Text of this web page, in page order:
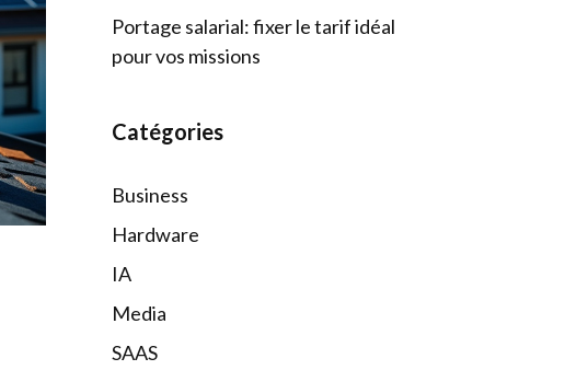
Portage salarial: fixer le tarif idéal
pour vos missions
Catégories
Business
Hardware
IA
Media
SAAS